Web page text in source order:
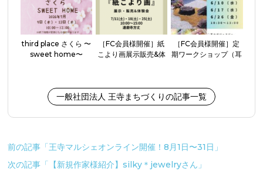
third place さくら 〜
sweet home〜
［FC会員様開催］紙
こより画展示販売&体
［FC会員様開催］定
期ワークショップ（耳
一般社団法人 王寺まちづくりの記事一覧
前の記事「王寺マルシェオンライン開催！8月1日〜31日」
次の記事「【新規作家様紹介】silky＊jewelryさん」